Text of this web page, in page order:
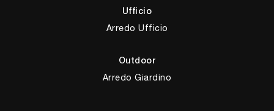
Ufficio
Arredo Ufficio
Outdoor
Arredo Giardino